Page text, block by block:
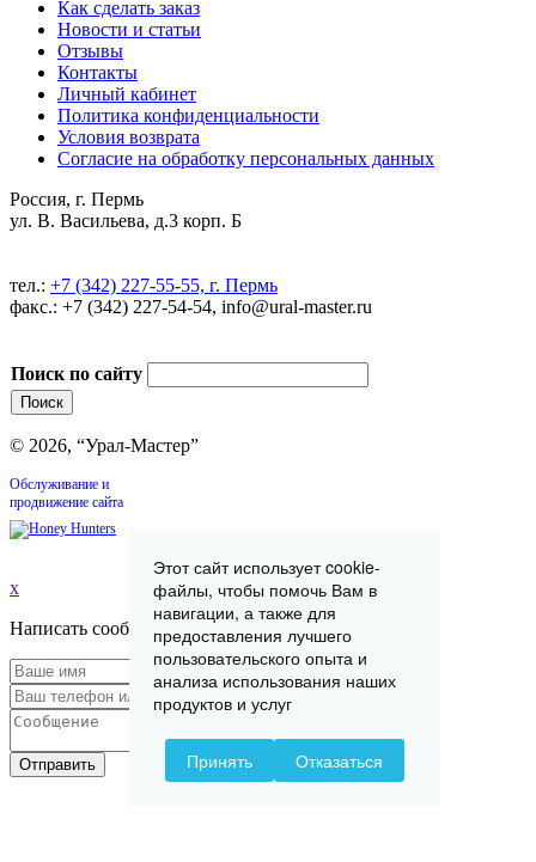
Как сделать заказ
Новости и статьи
Отзывы
Контакты
Личный кабинет
Политика конфиденциальности
Условия возврата
Согласие на обработку персональных данных
Россия, г. Пермь
ул. В. Васильева, д.3 корп. Б
тел.: +7 (342) 227-55-55, г. Пермь
факс.: +7 (342) 227-54-54, info@ural-master.ru
Поиск по сайту
© 2026, “Урал-Мастер”
Обслуживание и
продвижение сайта
x
Написать сообщение
Отправить
Этот сайт использует cookie-
файлы, чтобы помочь Вам в
навигации, а также для
предоставления лучшего
пользовательского опыта и
анализа использования наших
продуктов и услуг
Принять Отказаться